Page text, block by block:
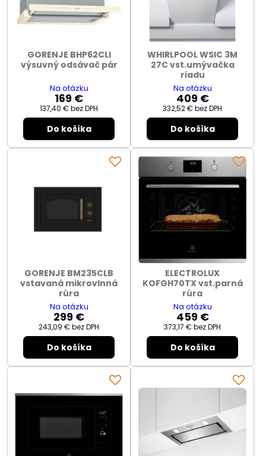
GORENJE BHP62CLI
výsuvný odsávač pár
Na otázku
169 €
137,40 € bez DPH
Do košíka
WHIRLPOOL WSIC 3M
27C vst.umývačka
riadu
Na otázku
409 €
332,52 € bez DPH
Do košíka
GORENJE BM235CLB
vstavaná mikrovlnná
rúra
Na otázku
299 €
243,09 € bez DPH
Do košíka
ELECTROLUX
KOFGH70TX vst.parná
rúra
Na otázku
459 €
373,17 € bez DPH
Do košíka